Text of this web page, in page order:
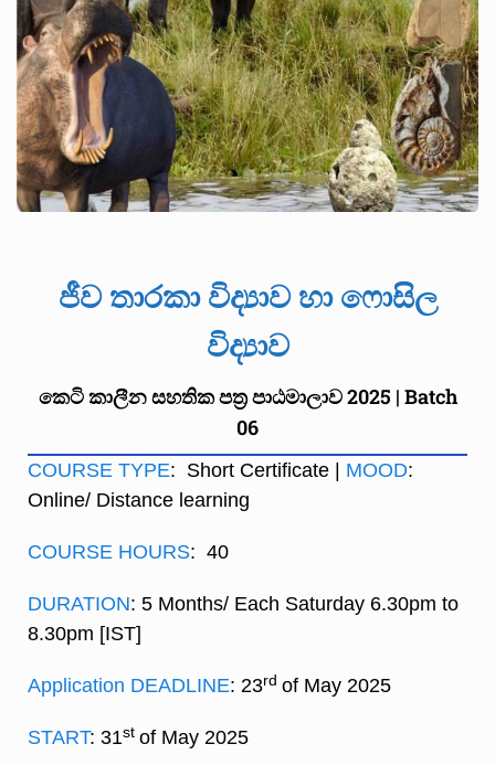
ජීව තාරකා විද්‍යාව හා ෆොසිල
විද්‍යාව
කෙටි කාලීන සහතික පත්‍ර පාඨමාලාව 2025 | Batch
06
COURSE TYPE: Short Certificate | MOOD:
Online/ Distance learning
COURSE HOURS: 40
DURATION: 5 Months/ Each Saturday 6.30pm to
8.30pm [IST]
Application DEADLINE: 23rd of May 2025
START: 31st of May 2025